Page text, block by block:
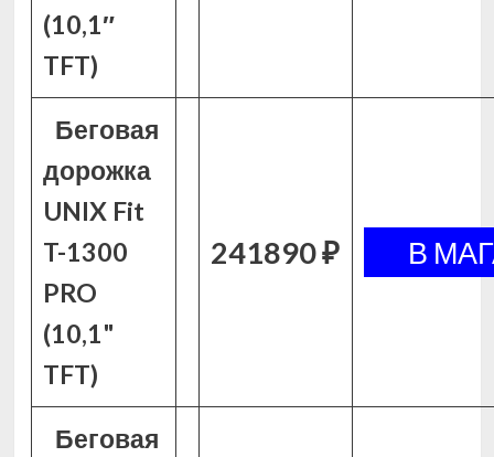
(10,1″
TFT)
Беговая
дорожка
UNIX Fit
T-1300
PRO
(10,1"
TFT)
241890 ₽
Беговая